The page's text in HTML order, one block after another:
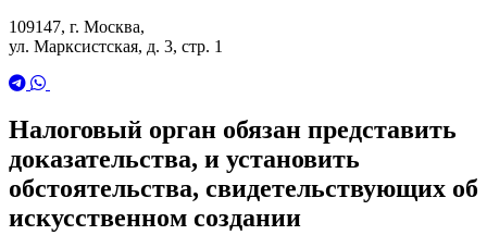
109147, г. Москва,
ул. Марксистская, д. 3, стр. 1
Налоговый орган обязан представить
доказательства, и установить
обстоятельства, свидетельствующих об
искусственном создании